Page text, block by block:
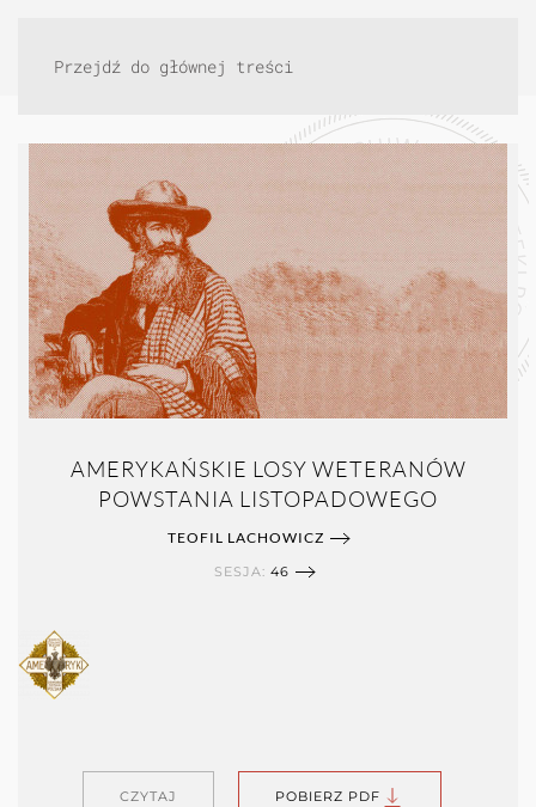
Przejdź do głównej treści
AMERYKAŃSKIE LOSY WETERANÓW
POWSTANIA LISTOPADOWEGO
TEOFIL LACHOWICZ
SESJA: 46
CZYTAJ POBIERZ PDF